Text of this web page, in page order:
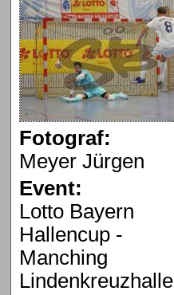
Fotograf:
Meyer Jürgen
Event:
Lotto Bayern
Hallencup -
Manching
Lindenkreuzhalle